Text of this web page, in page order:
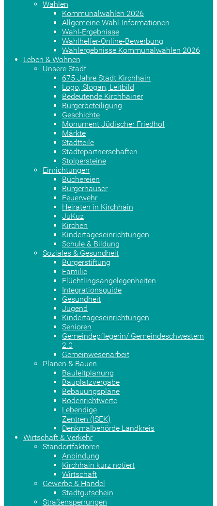
Wahlen
Kommunalwahlen 2026
Allgemeine Wahl-Informationen
Wahl-Ergebnisse
Wahlhelfer-Online-Bewerbung
Wahlergebnisse Kommunalwahlen 2026
Leben & Wohnen
Unsere Stadt
675 Jahre Stadt Kirchhain
Logo, Slogan, Leitbild
Bedeutende Kirchhainer
Bürgerbeteiligung
Geschichte
Monument Jüdischer Friedhof
Märkte
Stadtteile
Städtepartnerschaften
Stolpersteine
Einrichtungen
Büchereien
Bürgerhäuser
Feuerwehr
Heiraten in Kirchhain
JuKuz
Kirchen
Kindertageseinrichtungen
Schule & Bildung
Soziales & Gesundheit
Bürgerstiftung
Familie
Flüchtlingsangelegenheiten
Integrationsguide
Gesundheit
Jugend
Kindertageseinrichtungen
Senioren
Gemeindepflegerin/ Gemeindeschwestern
2.0
Gemeinwesenarbeit
Planen & Bauen
Bauleitplanung
Bauplatzvergabe
Bebauungspläne
Bodenrichtwerte
Lebendige
Zentren (ISEK)
Denkmalbehörde Landkreis
Wirtschaft & Verkehr
Standortfaktoren
Anbindung
Kirchhain kurz notiert
Wirtschaft
Gewerbe & Handel
Stadtgutschein
Straßensperrungen